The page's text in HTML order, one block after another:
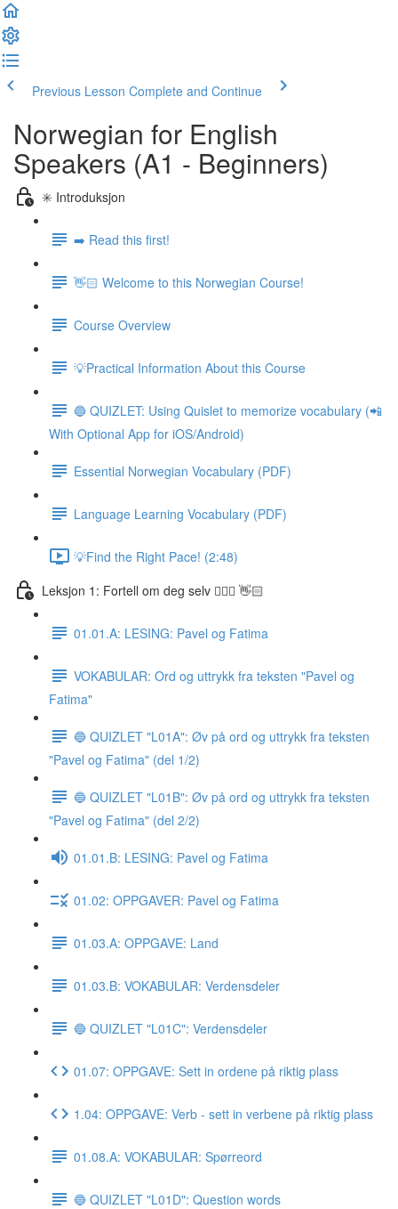
Previous Lesson Complete and Continue
Norwegian for English
Speakers (A1 - Beginners)
✳️ Introduksjon
➡️ Read this first!
👋🏻 Welcome to this Norwegian Course!
Course Overview
💡Practical Information About this Course
🔵 QUIZLET: Using Quislet to memorize vocabulary (📲
With Optional App for iOS/Android)
Essential Norwegian Vocabulary (PDF)
Language Learning Vocabulary (PDF)
💡Find the Right Pace! (2:48)
Leksjon 1: Fortell om deg selv 🙋🏽‍♀️ 👋🏻
01.01.A: LESING: Pavel og Fatima
VOKABULAR: Ord og uttrykk fra teksten "Pavel og
Fatima"
🔵 QUIZLET "L01A": Øv på ord og uttrykk fra teksten
"Pavel og Fatima" (del 1/2)
🔵 QUIZLET "L01B": Øv på ord og uttrykk fra teksten
"Pavel og Fatima" (del 2/2)
01.01.B: LESING: Pavel og Fatima
01.02: OPPGAVER: Pavel og Fatima
01.03.A: OPPGAVE: Land
01.03.B: VOKABULAR: Verdensdeler
🔵 QUIZLET "L01C": Verdensdeler
01.07: OPPGAVE: Sett in ordene på riktig plass
1.04: OPPGAVE: Verb - sett in verbene på riktig plass
01.08.A: VOKABULAR: Spørreord
🔵 QUIZLET "L01D": Question words